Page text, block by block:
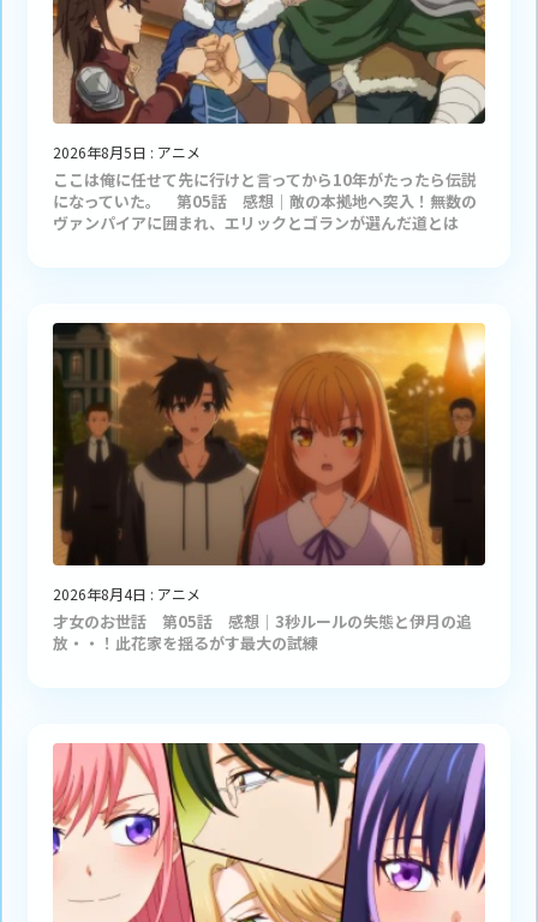
2026年8月5日 : アニメ
ここは俺に任せて先に行けと言ってから10年がたったら伝説
になっていた。 第05話 感想｜敵の本拠地へ突入！無数の
ヴァンパイアに囲まれ、エリックとゴランが選んだ道とは
2026年8月4日 : アニメ
才女のお世話 第05話 感想｜3秒ルールの失態と伊月の追
放・・！此花家を揺るがす最大の試練